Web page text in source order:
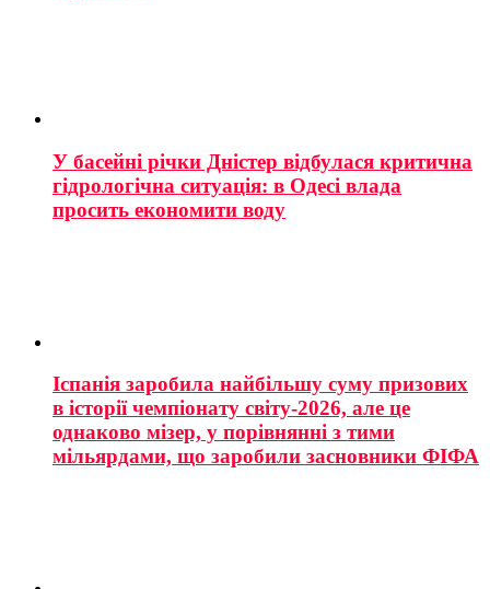
У басейні річки Дністер відбулася критична
гідрологічна ситуація: в Одесі влада
просить економити воду
Іспанія заробила найбільшу суму призових
в історії чемпіонату світу-2026, але це
однаково мізер, у порівнянні з тими
мільярдами, що заробили засновники ФІФА